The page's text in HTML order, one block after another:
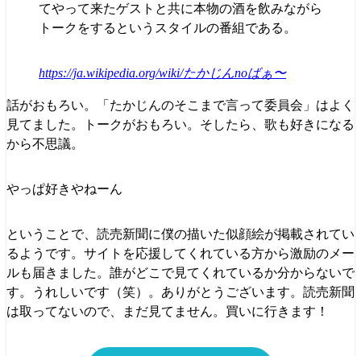
てやって来たゲストと共に本物の酒を飲みながら
トークをするというスタイルの番組である。
https://ja.wikipedia.org/wiki/たかじんnoばぁ〜
話がおもろい。「たかじんのそこまで言って委員会」はよく
見てました。トークがおもろい。そしたら、歌も好きになる
から不思議。
やっぱ好きやねーん
ということで、読売新聞に僕の描いた似顔絵が掲載されてい
るようです。サイトを応援してくれている方から激励のメー
ルも届きました。誰がどこで見てくれているか分からないで
す。うれしいです（笑）。ありがとうございます。読売新聞
は取ってないので、まだ見てません。買いに行きます！